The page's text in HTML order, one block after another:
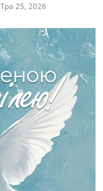
Тра 25, 2026